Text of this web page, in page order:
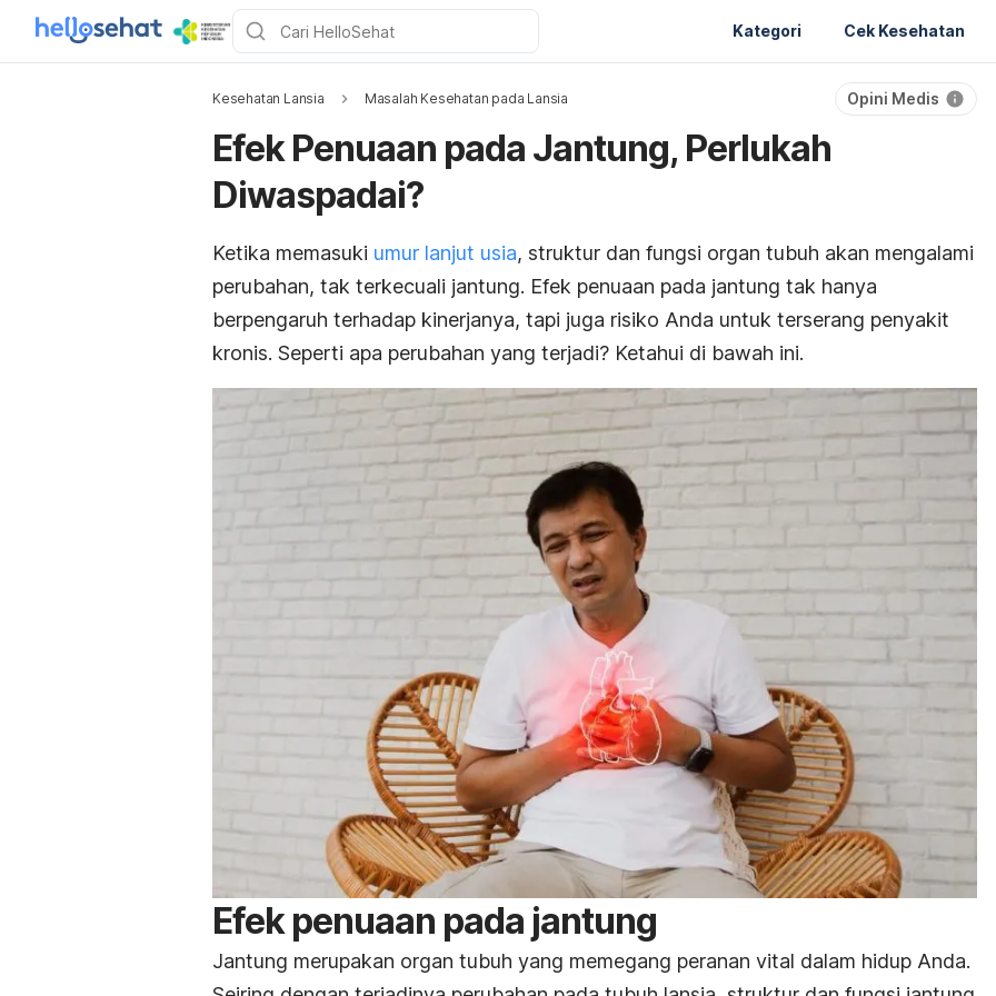
Kategori Cek Kesehatan
Kesehatan Lansia Masalah Kesehatan pada Lansia Opini Medis
Efek Penuaan pada Jantung, Perlukah
Diwaspadai?
Ketika memasuki umur lanjut usia, struktur dan fungsi organ tubuh akan mengalami
perubahan, tak terkecuali jantung. Efek penuaan pada jantung tak hanya
berpengaruh terhadap kinerjanya, tapi juga risiko Anda untuk terserang penyakit
kronis. Seperti apa perubahan yang terjadi? Ketahui di bawah ini.
Efek penuaan pada jantung
Jantung merupakan organ tubuh yang memegang peranan vital dalam hidup Anda.